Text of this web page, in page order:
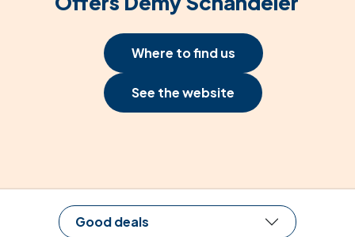
Where to find us
See the website
Good deals